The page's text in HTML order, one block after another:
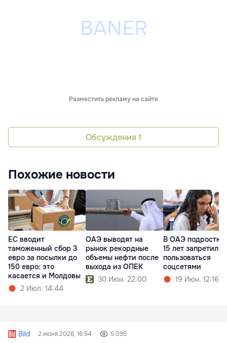
Разместить рекламу на сайте
Обсуждения 1
Похожие новости
ЕС вводит
таможенный сбор 3
евро за посылки до
150 евро: это
касается и Молдовы
2 Июл. 14:44
ОАЭ выводят на
рынок рекордные
объемы нефти после
выхода из ОПЕК
30 Июн. 22:00
В ОАЭ
15 лет запретили
пользоваться
соцсетями
19 Июн. 12:16
Bild 2 июня 2026, 16:54 5 095